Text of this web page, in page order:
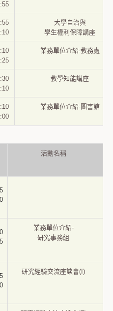
大學自治與
學生權利保障講座
業務單位介紹-教務處
教學知能講座
業務單位介紹-圖書館
活動名稱
業務單位介紹-
研究事務組
研究經驗交流座談會(Ι)